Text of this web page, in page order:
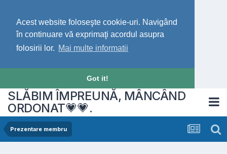
Acest website foloseşte cookie-uri. Navigând
în continuare vă exprimaţi acordul asupra
folosirii lor. Mai multe informatii
Got it!
SLĂBIM ÎMPREUNĂ, MÂNCÂND
ORDONAT💗💗.
Prezentare membru